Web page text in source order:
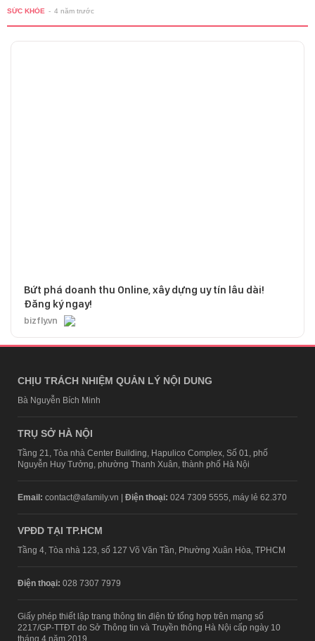
SỨC KHỎE - 4 năm trước
Bứt phá doanh thu Online, xây dựng uy tín lâu dài!
Đăng ký ngay!
bizfly.vn
CHỊU TRÁCH NHIỆM QUẢN LÝ NỘI DUNG
Bà Nguyễn Bích Minh
TRỤ SỞ HÀ NỘI
Tầng 21, Tòa nhà Center Building, Hapulico Complex, Số 01, phố
Nguyễn Huy Tưởng, phường Thanh Xuân, thành phố Hà Nội
Email: contact@afamily.vn | Điện thoại: 024 7309 5555, máy lẻ 62.370
VPĐD TẠI TP.HCM
Tầng 4, Tòa nhà 123, số 127 Võ Văn Tần, Phường Xuân Hòa, TPHCM
Điện thoại: 028 7307 7979
Giấy phép thiết lập trang thông tin điện tử tổng hợp trên mạng số
2217/GP-TTĐT do Sở Thông tin và Truyền thông Hà Nội cấp ngày 10